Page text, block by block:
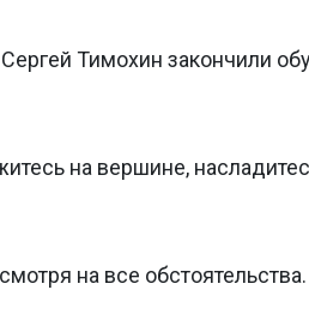
Тимохин закончили
на вершине,
на все обстоятельства.